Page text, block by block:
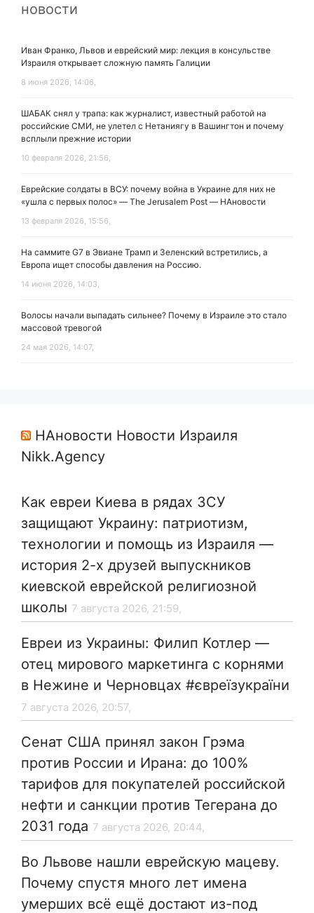
новости
Иван Франко, Львов и еврейский мир: лекция в консульстве
Израиля открывает сложную память Галиции
8 июня 2026, 14:06,
ШАБАК снял у трапа: как журналист, известный работой на
российские СМИ, не улетел с Нетаниягу в Вашингтон и почему
всплыли прежние истории
10 февраля 2026, 21:56,
Еврейские солдаты в ВСУ: почему война в Украине для них не
«ушла с первых полос» — The Jerusalem Post — НАновости
13 февраля 2026, 15:56,
На саммите G7 в Эвиане Трамп и Зеленский встретились, а
Европа ищет способы давления на Россию.
14 июня 2026, 14:03,
Волосы начали выпадать сильнее? Почему в Израиле это стало
массовой тревогой
24 мая 2026, 14:07,
НАновости Новости Израиля
Nikk.Agency
Как евреи Киева в рядах ЗСУ
защищают Украину: патриотизм,
технологии и помощь из Израиля —
история 2-х друзей выпускников
киевской еврейской религиозной
школы 7 августа 2026, 21:59,
Евреи из Украины: Филип Котлер —
отец мирового маркетинга с корнями
в Нежине и Черновцах #євреїзукраїни
7 августа 2026, 20:57,
Сенат США принял закон Грэма
против России и Ирана: до 100%
тарифов для покупателей российской
нефти и санкции против Тегерана до
2031 года 7 августа 2026, 20:44,
Во Львове нашли еврейскую мацеву.
Почему спустя много лет имена
умерших всё ещё достают из-под